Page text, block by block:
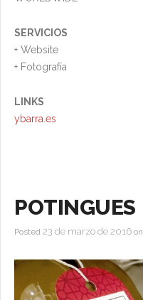
SERVICIOS
+ Website
+ Fotografía
LINKS
ybarra.es
POTINGUES
Posted 23 de marzo de 2016 on